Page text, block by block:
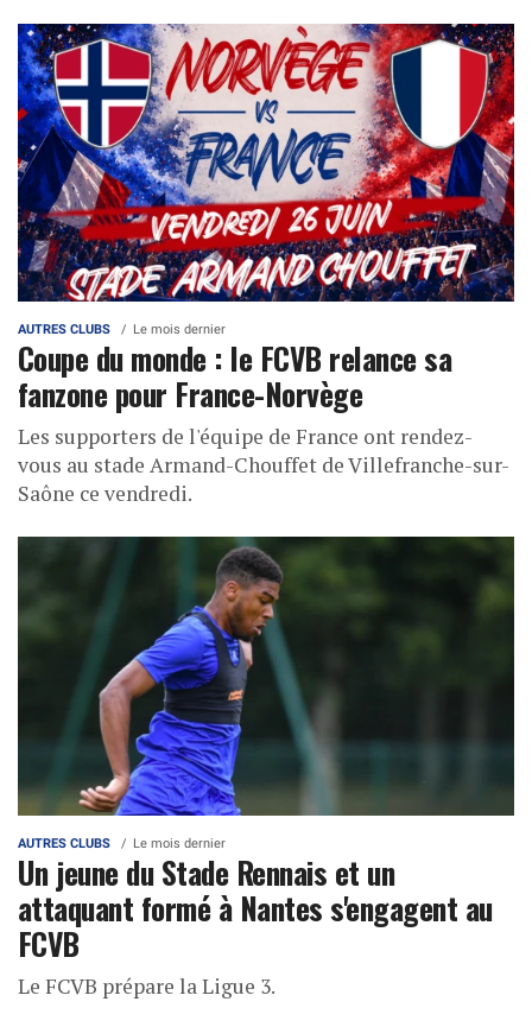
AUTRES CLUBS Le mois dernier
Coupe du monde : le FCVB relance sa
fanzone pour France-Norvège
Les supporters de l'équipe de France ont rendez-
vous au stade Armand-Chouffet de Villefranche-sur-
Saône ce vendredi.
AUTRES CLUBS Le mois dernier
Un jeune du Stade Rennais et un
attaquant formé à Nantes s'engagent au
FCVB
Le FCVB prépare la Ligue 3.